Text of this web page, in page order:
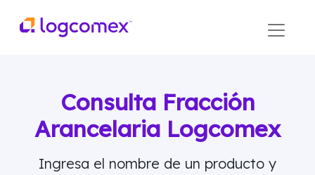
Consulta Fracción
Arancelaria Logcomex
Ingresa el nombre de un producto y